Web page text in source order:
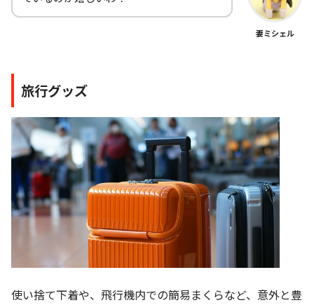
妻ミシェル
旅行グッズ
使い捨て下着や、飛行機内での簡易まくらなど、意外と豊